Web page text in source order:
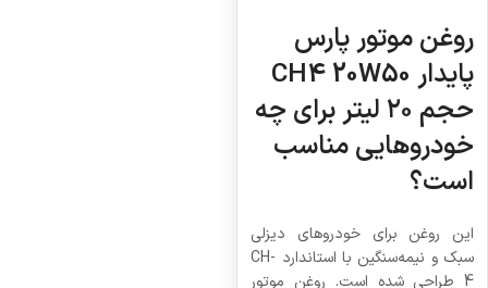
روغن موتور پارس
پایدار CH4 20W50
حجم ۲۰ لیتر برای چه
خودروهایی مناسب
است؟
این روغن برای خودروهای دیزلی
سبک و نیمه‌سنگین با استاندارد CH-
4 طراحی شده است. روغن موتور